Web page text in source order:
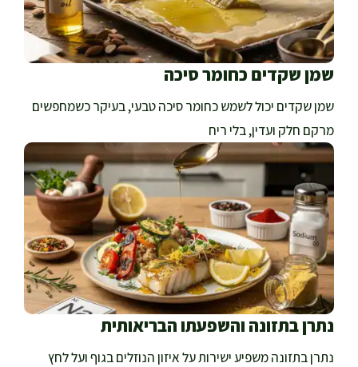
שמן שקדים כחומר סיכה
שמן שקדים יכול לשמש כחומר סיכה טבעי, בעיקר כשמחפשים
מרקם חלק ועדין, בלי ריח
נתרן בתזונה והשפעתו הבריאותית
נתרן בתזונה משפיע ישירות על איזון הנוזלים בגוף ועל לחץ